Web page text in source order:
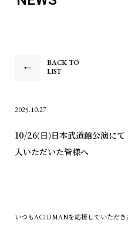
BACK TO
LIST
2025.10.27
10/26(日)日本武道館公演に
入いただいた皆様へ
いつもACIDMANを応援していただき